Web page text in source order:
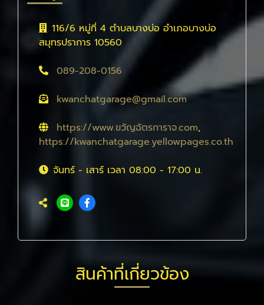
116/6 หมู่ที่ 4 ตำบลบางบ่อ อำเภอบางบ่อ
สมุทรปราการ 10560
089-208-0156
kwanchatgarage@gmail.com
https://www.ขวัญฉัตรการาจ.com,
https://kwanchatgarage.yellowpages.co.th
จันทร์ - เสาร์ เวลา 08:00 - 17:00 น.
สินค้าที่เกี่ยวข้อง